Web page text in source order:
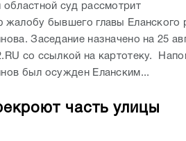
областной суд рассмотрит
жалобу бывшего главы Еланского
Заседание назначено на 25
со ссылкой на картотеку.
был осужден Еланским...
часть улицы